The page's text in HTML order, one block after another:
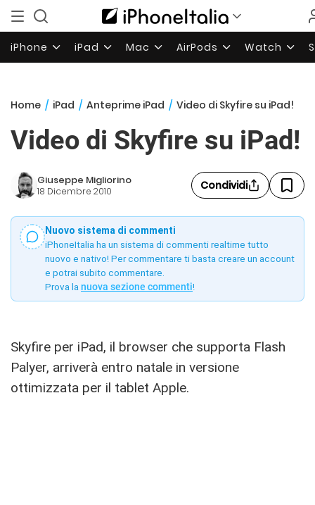
iPhone iPad Mac AirPods Watch
Home / iPad / Anteprime iPad / Video di Skyfire su iPad!
Video di Skyfire su iPad!
Giuseppe Migliorino
18 Dicembre 2010 Condividi
Nuovo sistema di commenti
iPhoneItalia ha un sistema di commenti realtime tutto
nuovo e nativo! Per commentare ti basta creare un account
e potrai subito commentare.
Prova la nuova sezione commenti!
Skyfire per iPad, il browser che supporta Flash
Palyer, arriverà entro natale in versione
ottimizzata per il tablet Apple.